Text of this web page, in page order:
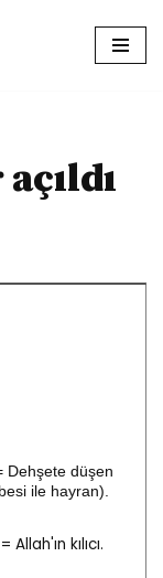
Dehşete düşen
ile hayran).
kılıcı.